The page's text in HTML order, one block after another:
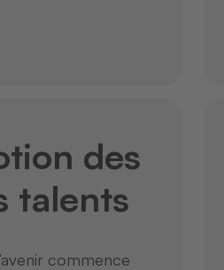
des
talents
commence